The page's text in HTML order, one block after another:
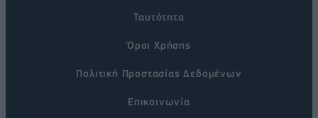
Ταυτότητα
Όροι Χρήσης
Πολιτική Προστασίας Δεδομένων
Επικοινωνία